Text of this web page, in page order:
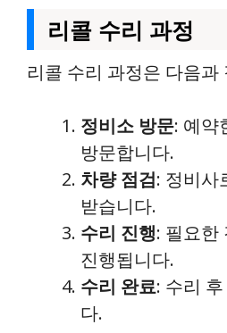
리콜 수리 과정
리콜 수리 과정은 다음과
정비소 방문: 예약
방문합니다.
차량 점검: 정비사
받습니다.
수리 진행: 필요한
진행됩니다.
수리 완료: 수리
다.